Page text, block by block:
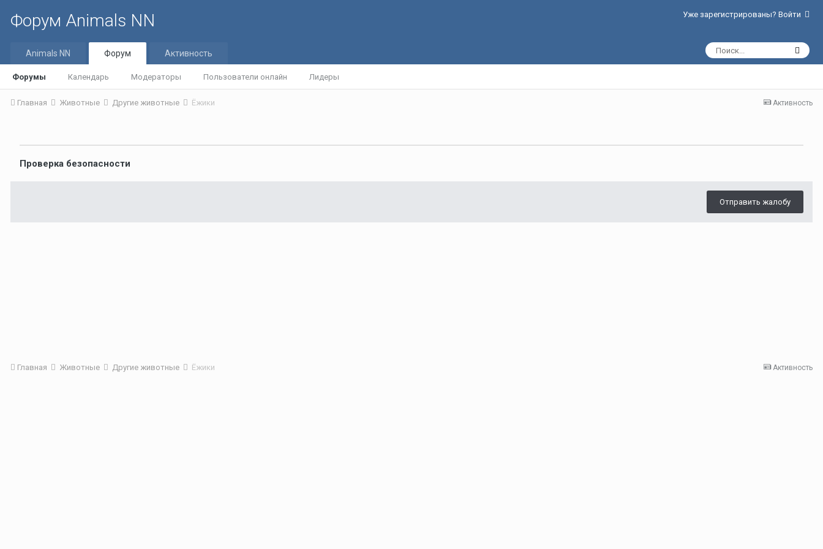
Форум Animals NN Уже зарегистрированы? Войти
Animals NN Форум
Форумы Календарь Модераторы Пользователи онлайн Лидеры
Активность
Активность
Главная Животные Другие животные Ёжики
Проверка безопасности
Отправить жалобу
Активность
Главная Животные Другие животные Ёжики